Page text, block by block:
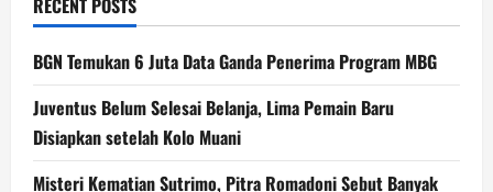
RECENT POSTS
BGN Temukan 6 Juta Data Ganda Penerima Program MBG
Juventus Belum Selesai Belanja, Lima Pemain Baru
Disiapkan setelah Kolo Muani
Misteri Kematian Sutrimo, Pitra Romadoni Sebut Banyak